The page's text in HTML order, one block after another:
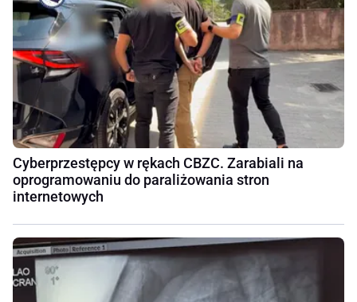
Cyberprzestępcy w rękach CBZC. Zarabiali na
oprogramowaniu do paraliżowania stron
internetowych